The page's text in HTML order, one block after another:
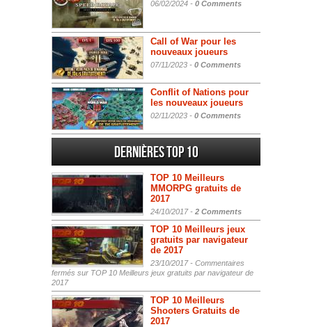
06/02/2024 - 0 Comments
Call of War pour les
nouveaux joueurs
07/11/2023 - 0 Comments
Conflit of Nations pour
les nouveaux joueurs
02/11/2023 - 0 Comments
Dernières Top 10
TOP 10 Meilleurs
MMORPG gratuits de
2017
24/10/2017 - 2 Comments
TOP 10 Meilleurs jeux
gratuits par navigateur
de 2017
23/10/2017 - Commentaires
fermés sur TOP 10 Meilleurs jeux gratuits par navigateur de
2017
TOP 10 Meilleurs
Shooters Gratuits de
2017